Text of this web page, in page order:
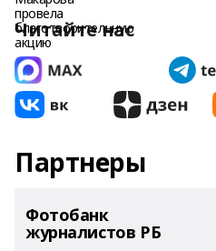
Читайте нас
Партнеры
Фотобанк
журналистов РБ